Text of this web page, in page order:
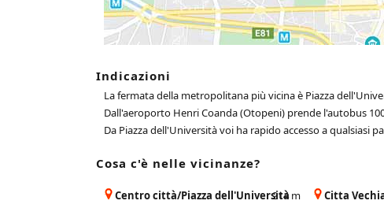
Indicazioni
La fermata della metropolitana più vicina è Piazza
Dall'aeroporto Henri Coanda (Otopeni) prende l'autobus
Da Piazza dell'Università voi ha rapido accesso a qualsiasi
Cosa c'è nelle vicinanze?
Centro città/Piazza dell'Università
214 m Citta